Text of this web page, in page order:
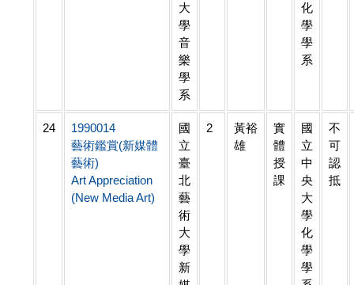
大
學
音
樂
學
系
化
學
學
系
24
1990014
藝術鑑賞(新媒體
藝術)
Art Appreciation
(New Media Art)
國
立
臺
北
藝
術
大
學
新
2
黃裕
雄
實
體
授
課
國
立
中
央
大
學
化
學
學
不
可
認
抵